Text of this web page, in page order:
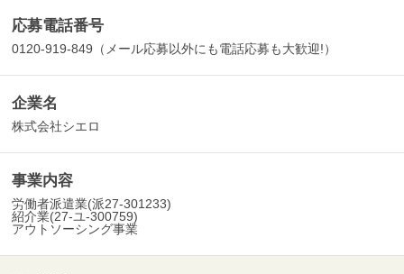
応募電話番号
0120-919-849（メール応募以外にも電話応募も大歓迎!）
企業名
株式会社シエロ
事業内容
労働者派遣業(派27-301233)
紹介業(27-ユ-300759)
アウトソーシング事業